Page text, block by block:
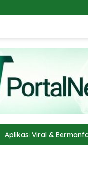
Review
Aplikasi Viral &